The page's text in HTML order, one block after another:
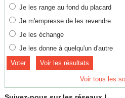
Je les range au fond du placard
Je m'empresse de les revendre
Je les échange
Je les donne à quelqu'un d'autre
Voir les résultats
Voir tous les